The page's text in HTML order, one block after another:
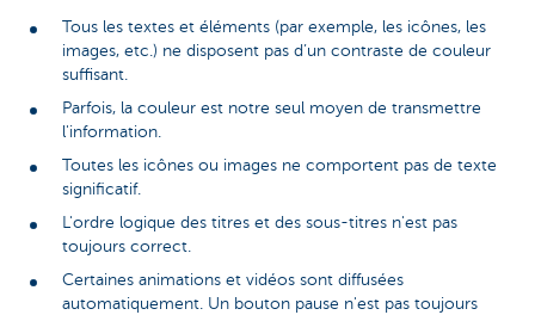
Tous les textes et éléments (par exemple, les icônes, les
images, etc.) ne disposent pas d’un contraste de couleur
suffisant.
Parfois, la couleur est notre seul moyen de transmettre
l'information.
Toutes les icônes ou images ne comportent pas de texte
significatif.
L'ordre logique des titres et des sous-titres n'est pas
toujours correct.
Certaines animations et vidéos sont diffusées
automatiquement. Un bouton pause n'est pas toujours